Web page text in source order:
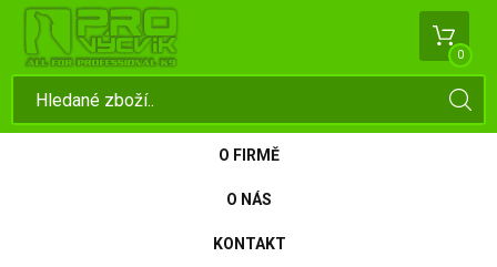
0
O FIRMĚ
O NÁS
KONTAKT